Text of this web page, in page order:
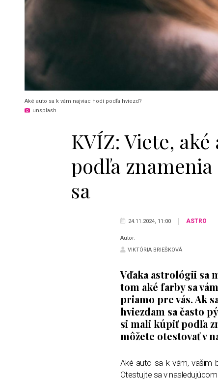
Aké auto sa k vám najviac hodí podľa hviezd?
unsplash
KVÍZ: Viete,
podľa
sa
24.11.2024, 11:00 ASTRO
Autor:
VIKTÓRIA BRIEŠKOVÁ
Vďaka astrológii sa
tom aké farby sa
priamo pre vás. Ak
hviezdam sa často
si mali kúpiť podľa
môžete otestovať v
Aké auto sa k vám, vašim
Otestujte sa v nasledujúcom